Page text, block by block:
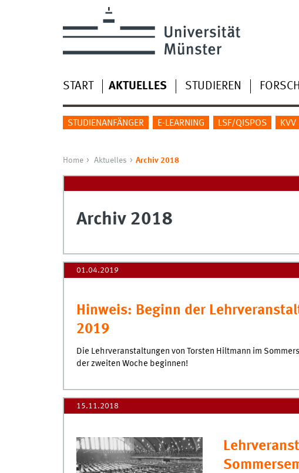
START AKTUELLES STUDIEREN
STUDIENANFÄNGER E-LEARNING LSF/QISPOS KVV
Home Aktuelles Archiv 2018
Archiv 2018
01.04.2019
Hinweis: Beginn der
2019
Die Lehrveranstaltungen von Torsten Hiltmann im
der zweiten Woche beginnen!
15.11.2018